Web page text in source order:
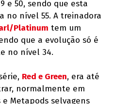
e 50, sendo que esta
no nível 55. A treinadora
Platinum tem um
que a evolução só é
no nível 34.
Red e Green, era até
normalmente em
e Metapods selvagens